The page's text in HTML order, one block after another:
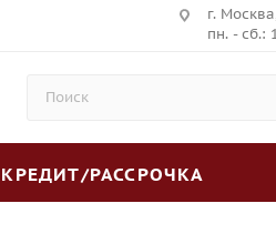
г.
пн. - сб.:
КРЕДИТ/РАССРОЧКА